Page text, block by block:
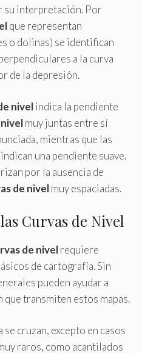
su interpretación. Por
que representan
o dolinas) se identifican
a la curva
de la depresión.
nivelindica la pendiente
muy juntas entre sí
mientras que las
una pendiente suave.
por la ausencia de
de nivelmuy espaciadas.
Curvas de Nivel
de nivelrequiere
de cartografía. Sin
pueden ayudar a
transmiten estos mapas.
se cruzan, excepto en casos
raros, como acantilados